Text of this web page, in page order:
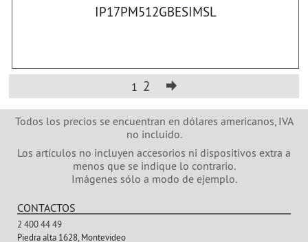
IP17PM512GBESIMSL
1 2
Todos los precios se encuentran en dólares americanos, IVA
no incluido.
Los artículos no incluyen accesorios ni dispositivos extra a
menos que se indique lo contrario.
Imágenes sólo a modo de ejemplo.
CONTACTOS
2 400 44 49
Piedra alta 1628, Montevideo